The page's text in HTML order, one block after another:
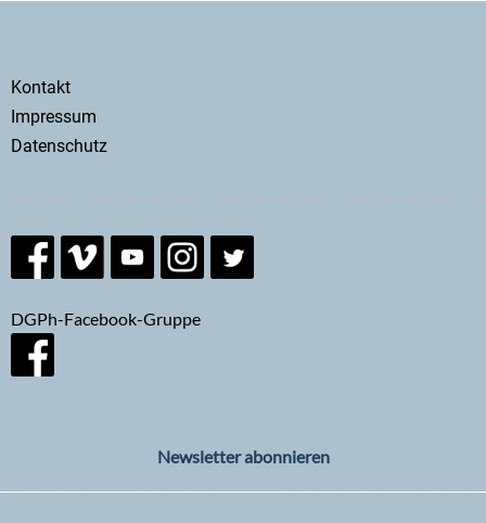
Secondary
menu
Kontakt
Impressum
Datenschutz
DGPh-Facebook-Gruppe
Newsletter abonnieren